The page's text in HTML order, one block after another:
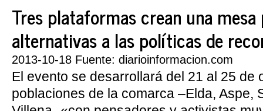
Tres plataformas crean una
alternativas a las políticas de
2013-10-18 Fuente: diarioinformacion.com
El evento se desarrollará del 21 al 25 de
poblaciones de la comarca –Elda, Aspe,